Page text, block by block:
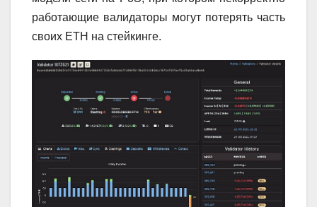
работающие валидаторы могут потерять часть
своих ETH на стейкинге.